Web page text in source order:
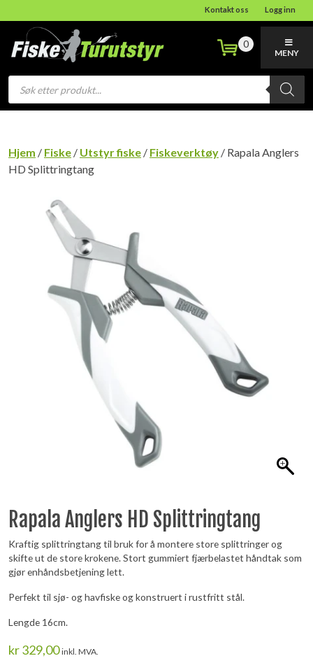
Kontakt oss Logg inn
Products
search
0
MENY
Hjem / Fiske / Utstyr fiske / Fiskeverktøy / Rapala Anglers
HD Splittringtang
Rapala Anglers HD Splittringtang
Kraftig splittringtang til bruk for å montere store splittringer og
skifte ut de store krokene. Stort gummiert fjærbelastet håndtak som
gjør enhåndsbetjening lett.
Perfekt til sjø- og havfiske og konstruert i rustfritt stål.
Lengde 16cm.
kr329,00 inkl. MVA.